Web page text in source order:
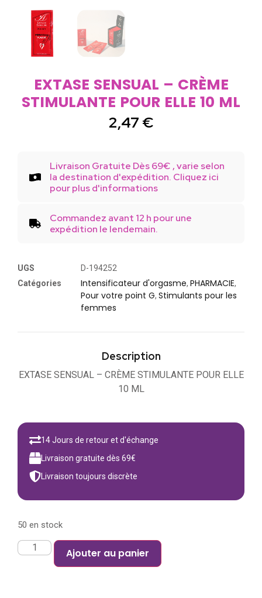
EXTASE SENSUAL – CRÈME
STIMULANTE POUR ELLE 10 ML
2,47 €
Livraison Gratuite Dès 69€ , varie selon
la destination d'expédition. Cliquez ici
pour plus d'informations
Commandez avant 12 h pour une
expédition le lendemain.
UGS
D-194252
Catégories
Intensificateur d'orgasme, PHARMACIE,
Pour votre point G, Stimulants pour les
femmes
Description
EXTASE SENSUAL – CRÈME STIMULANTE POUR ELLE
10 ML
14 Jours de retour et d'échange
Livraison gratuite dès 69€
Livraison toujours discrète
50 en stock
Ajouter au panier